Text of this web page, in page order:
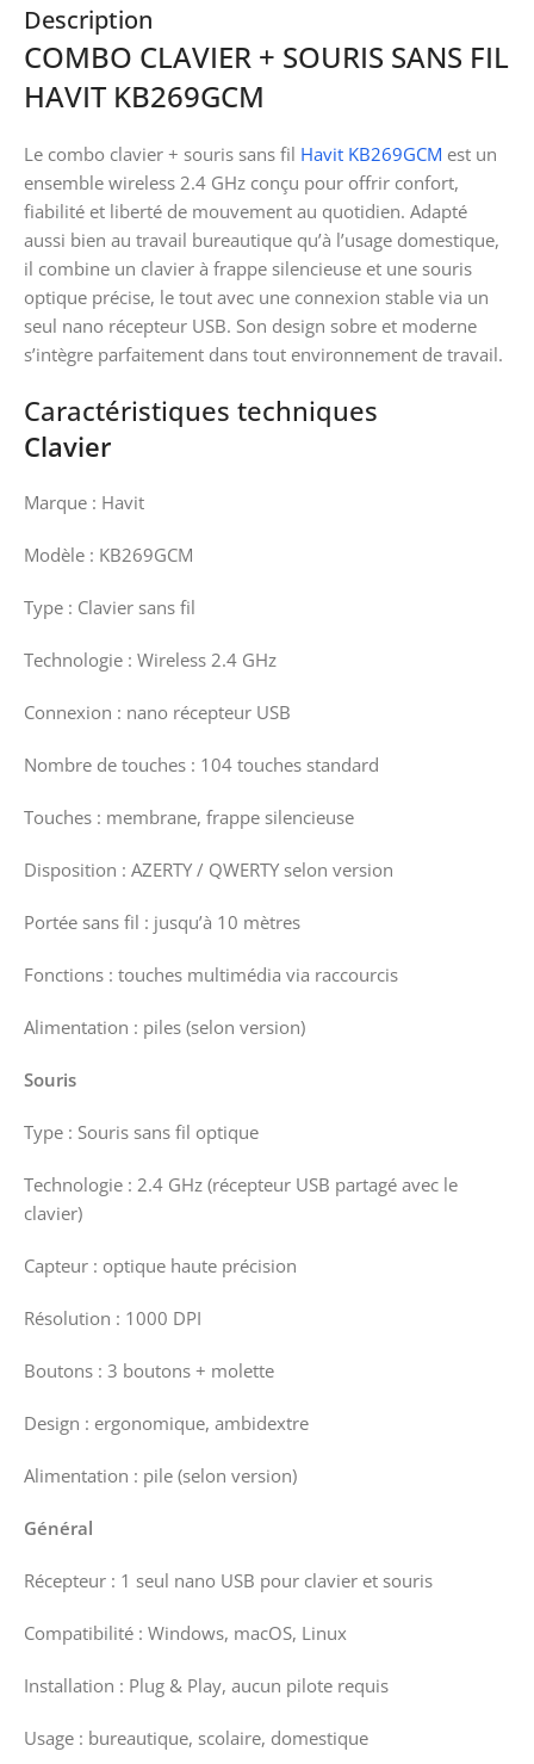
Description
COMBO CLAVIER + SOURIS SANS FIL
HAVIT KB269GCM
Le combo clavier + souris sans fil Havit KB269GCM est un
ensemble wireless 2.4 GHz conçu pour offrir confort,
fiabilité et liberté de mouvement au quotidien. Adapté
aussi bien au travail bureautique qu’à l’usage domestique,
il combine un clavier à frappe silencieuse et une souris
optique précise, le tout avec une connexion stable via un
seul nano récepteur USB. Son design sobre et moderne
s’intègre parfaitement dans tout environnement de travail.
Caractéristiques techniques
Clavier
Marque : Havit
Modèle : KB269GCM
Type : Clavier sans fil
Technologie : Wireless 2.4 GHz
Connexion : nano récepteur USB
Nombre de touches : 104 touches standard
Touches : membrane, frappe silencieuse
Disposition : AZERTY / QWERTY selon version
Portée sans fil : jusqu’à 10 mètres
Fonctions : touches multimédia via raccourcis
Alimentation : piles (selon version)
Souris
Type : Souris sans fil optique
Technologie : 2.4 GHz (récepteur USB partagé avec le
clavier)
Capteur : optique haute précision
Résolution : 1000 DPI
Boutons : 3 boutons + molette
Design : ergonomique, ambidextre
Alimentation : pile (selon version)
Général
Récepteur : 1 seul nano USB pour clavier et souris
Compatibilité : Windows, macOS, Linux
Installation : Plug & Play, aucun pilote requis
Usage : bureautique, scolaire, domestique